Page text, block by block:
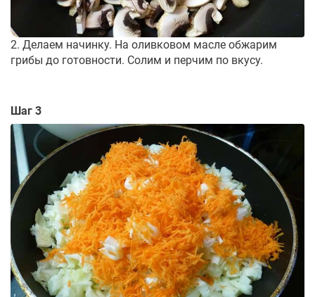
2. Делаем начинку. На оливковом масле обжарим
грибы до готовности. Солим и перчим по вкусу.
Шаг 3